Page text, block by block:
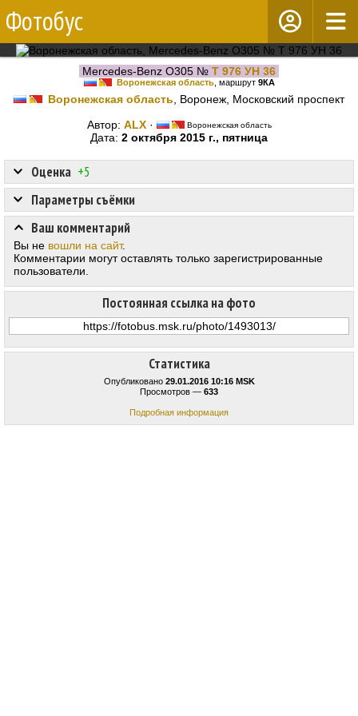
Фотобус
Mercedes-Benz O305 № Т 976 УН 36
Воронежская область, маршрут 9КА
Воронежская область , Воронеж, Московский проспект
Автор: ALX· Воронежская область
Дата: 2 октября 2015 г., пятница
Статистика
Опубликовано 29.01.2016 10:16 MSK
Просмотров — 633
Подробная информация
Оценка +5
Постоянная ссылка на фото
Параметры съёмки
Ваш комментарий
Вы не вошли на сайт.
Комментарии могут оставлять только зарегистрированные
пользователи.